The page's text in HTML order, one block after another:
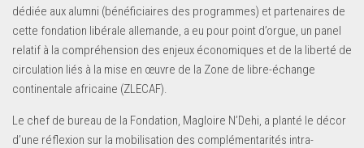
dédiée aux alumni (bénéficiaires des programmes) et partenaires de
cette fondation libérale allemande, a eu pour point d’orgue, un panel
relatif à la compréhension des enjeux économiques et de la liberté de
circulation liés à la mise en œuvre de la Zone de libre-échange
continentale africaine (ZLECAF).
Le chef de bureau de la Fondation, Magloire N’Dehi, a planté le décor
d’une réflexion sur la mobilisation des complémentarités intra-